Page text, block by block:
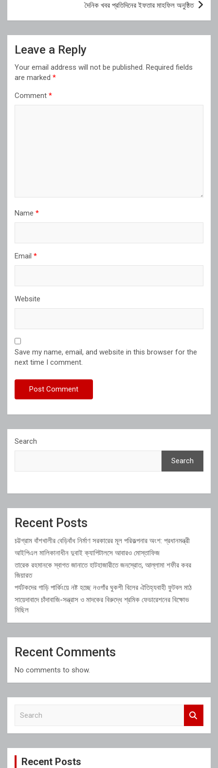
দৈনিক খবর প্রতিদিনের ইফতার মাহফিল অনুষ্ঠিত
Leave a Reply
Your email address will not be published. Required fields
are marked *
Comment *
Name *
Email *
Website
Save my name, email, and website in this browser for the
next time I comment.
Search
Search
Recent Posts
চট্টগ্রাম বাঁশখালীর বেড়িবাঁধ নির্মাণ সরকারের মূল পরিকল্পনার অংশ: প্রধানমন্ত্রী
আইপিএল মালিকানাধীন দুবাই ক্যাপিটালসে আবারও মোস্তাফিজ
তারেক রহমানকে স্বাগত জানাতে হাটহাজারীতে জনস্রোত, আল্লামা শফীর কবর
জিয়ারত
পর্যটকদের গাড়ি পার্কিংয়ে নষ্ট হচ্ছে নওগাঁর ঘুকশী বিলের ঐতিহ্যবাহী ফুটবল মাঠ
সায়েদাবাদে চাঁদাবাজি-সন্ত্রাস ও মাদকের বিরুদ্ধে শ্রমিক ফেডারেশনের বিক্ষোভ
মিছিল
Recent Comments
No comments to show.
c
Recent Posts